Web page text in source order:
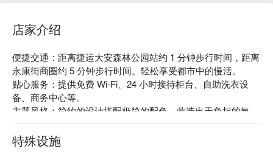
店家介绍
便捷交通：距离捷运大安森林公园站约 1 分钟步行时间，距离
永康街商圈约 5 分钟步行时间。轻松享受都市中的慢活。
贴心服务：提供免费 Wi-Fi、24 小时接待柜台、自助洗衣设
备、商务中心等。
主题风格：简约的设计搭配极简的配色，营造出无负担的氛
围。整体干净明亮令人感到惬意，也有提供景观房，眺望绿意
盎然的大安森林公园，在纷扰的城市里好好放松。
特殊设施